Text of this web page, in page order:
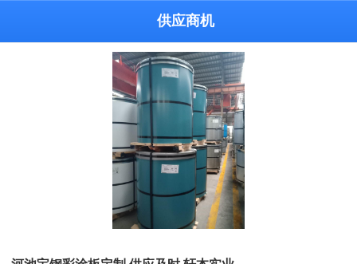
供应商机